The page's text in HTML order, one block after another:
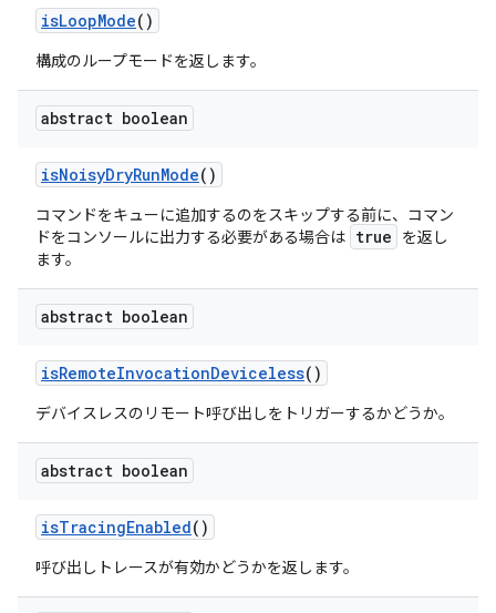
isLoopMode()
構成のループモードを返します。
abstract boolean
isNoisyDryRunMode()
コマンドをキューに追加するのをスキップする前に、コマン
ドをコンソールに出力する必要がある場合は true
を返し
ます。
abstract boolean
isRemoteInvocationDeviceless()
デバイスレスのリモート呼び出しをトリガーするかどうか。
abstract boolean
isTracingEnabled()
呼び出しトレースが有効かどうかを返します。